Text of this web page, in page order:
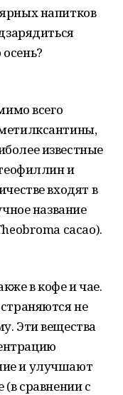
напитков
всего
известные
и
входят в
название
cacao).
в кофе и чае.
не
Эти вещества
и улучшают
сравнении с